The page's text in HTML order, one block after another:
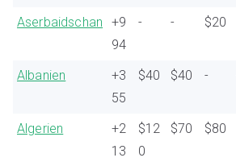
Aserbaidschan
+9
94
- - $20
Albanien
+3
55
$40 $40 -
Algerien
+2
13
$12
0
$70 $80